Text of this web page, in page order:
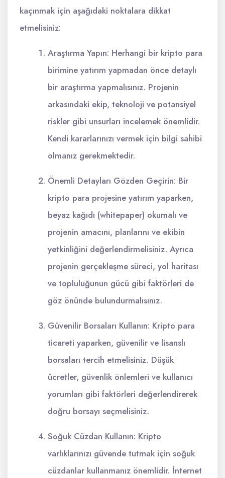
kaçınmak için aşağıdaki noktalara dikkat
etmelisiniz:
Araştırma Yapın: Herhangi bir kripto para
birimine yatırım yapmadan önce detaylı
bir araştırma yapmalısınız. Projenin
arkasındaki ekip, teknoloji ve potansiyel
riskler gibi unsurları incelemek önemlidir.
Kendi kararlarınızı vermek için bilgi sahibi
olmanız gerekmektedir.
Önemli Detayları Gözden Geçirin: Bir
kripto para projesine yatırım yaparken,
beyaz kağıdı (whitepaper) okumalı ve
projenin amacını, planlarını ve ekibin
yetkinliğini değerlendirmelisiniz. Ayrıca
projenin gerçekleşme süreci, yol haritası
ve topluluğunun gücü gibi faktörleri de
göz önünde bulundurmalısınız.
Güvenilir Borsaları Kullanın: Kripto para
ticareti yaparken, güvenilir ve lisanslı
borsaları tercih etmelisiniz. Düşük
ücretler, güvenlik önlemleri ve kullanıcı
yorumları gibi faktörleri değerlendirerek
doğru borsayı seçmelisiniz.
Soğuk Cüzdan Kullanın: Kripto
varlıklarınızı güvende tutmak için soğuk
cüzdanlar kullanmanız önemlidir. İnternet